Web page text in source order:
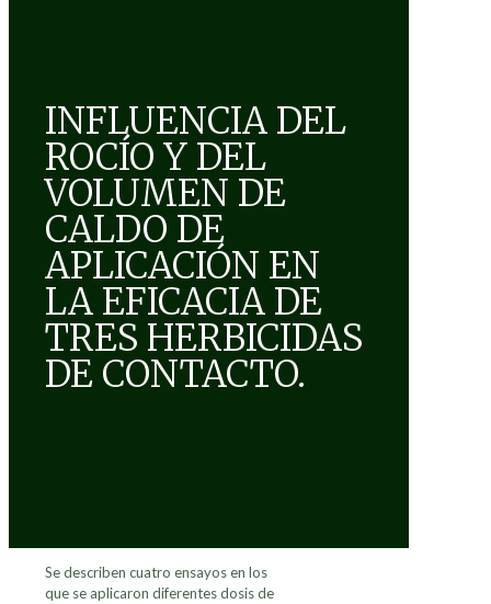
INFLUENCIA DEL
ROCÍO Y DEL
VOLUMEN DE
CALDO DE
APLICACIÓN EN
LA EFICACIA DE
TRES HERBICIDAS
DE CONTACTO.
Se describen cuatro ensayos en los
que se aplicaron diferentes dosis de